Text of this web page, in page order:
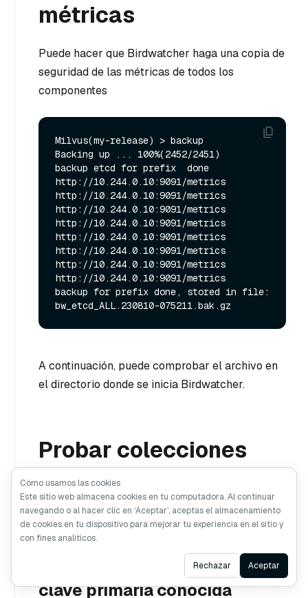
métricas
Puede hacer que Birdwatcher haga una copia de
seguridad de las métricas de todos los
componentes
Milvus(my-release) > backup
Backing up ... 100%(2452/2451)
backup etcd for prefix  done
http://10.244.0.10:9091/metrics
http://10.244.0.10:9091/metrics
http://10.244.0.10:9091/metrics
http://10.244.0.10:9091/metrics
http://10.244.0.10:9091/metrics
http://10.244.0.10:9091/metrics
http://10.244.0.10:9091/metrics
http://10.244.0.10:9091/metrics
backup for prefix done, stored in file:
A continuación, puede comprobar el archivo en
el directorio donde se inicia Birdwatcher.
Probar colecciones
Puede hacer que Birdwatcher sondee el estado
de las colecciones cargadas con claves
primarias especificadas o consultas simuladas.
Sondear colecciones con
clave primaria conocida
Ask AI
Cómo usamos las cookies
Este sitio web almacena cookies en tu computadora. Al continuar
navegando o al hacer clic en ‘Aceptar’, aceptas el almacenamiento
de cookies en tu dispositivo para mejorar tu experiencia en el sitio y
con fines analíticos.
Rechazar Aceptar